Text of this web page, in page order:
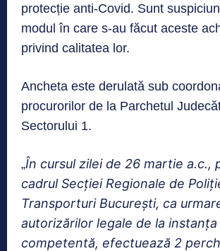
protecție anti-Covid. Sunt
modul în care s-au făcut aceste
privind calitatea lor.
Ancheta este derulată sub
procurorilor de la Parchetul
Sectorului 1.
„În cursul zilei de 26 martie a.c.,
cadrul Secţiei Regionale de
Transporturi Bucureşti, ca
autorizărilor legale de la instanţa
competentă, efectuează 2